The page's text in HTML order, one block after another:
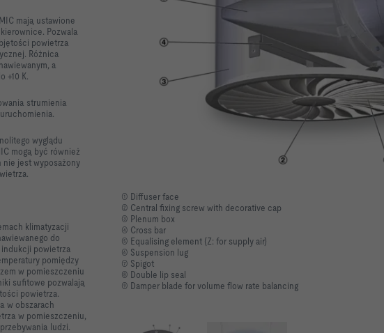
① Diffuser face
② Central fixing screw with decorative cap
③ Plenum box
④ Cross bar
⑤ Equalising element (Z: for supply air)
⑥ Suspension lug
⑦ Spigot
⑧ Double lip seal
⑨ Damper blade for volume flow rate balancing
mają ustawione
Pozwala
powietrza
Różnica
a
+10 K.
strumienia
wyglądu
mogą być również
nie jest wyposażony
klimatyzacji
do
powietrza
pomiędzy
w pomieszczeniu
sufitowe pozwalają
powietrza.
w obszarach
w pomieszczeniu,
ludzi.